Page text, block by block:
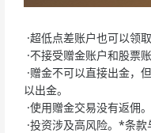
·超低点差账户也可以领
·不接受赠金账户和股票
·赠金不可以直接出金，
以出金。
·使用赠金交易没有返佣。
·投资涉及高风险。*条款